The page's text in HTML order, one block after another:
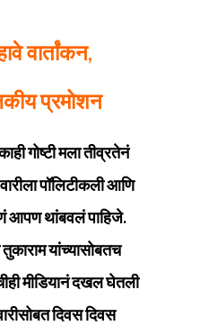
वार्तांकन,
प्रमोशन
गोष्टी मला तीव्रतेनं
पॉलिटीकली आणि
आपण थांबवलं पाहिजे.
यांच्यासोबतच
मीडियानं दखल घेतली
दिवस दिवस